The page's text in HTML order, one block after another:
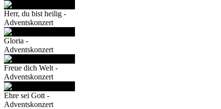
Herr, du bist heilig -
Adventskonzert
Gloria -
Adventskonzert
Freue dich Welt -
Adventskonzert
Ehre sei Gott -
Adventskonzert